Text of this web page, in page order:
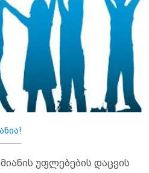
უფლებების დაცვის